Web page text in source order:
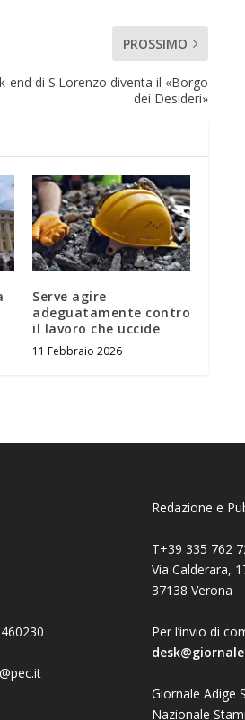
PROSSIMO
end di S.Lorenzo diventa il «Borgo
dei Desideri»
Serve agire
adeguatamente contro
il lavoro che uccide
11 Febbraio 2026
Redazione e
T+39 335 762
Via Calderara,
37138 Verona
Per l’invio di
Giornale Adige
Nazionale